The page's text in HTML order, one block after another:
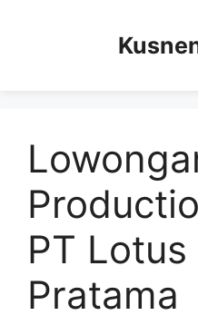
PT
Pratama